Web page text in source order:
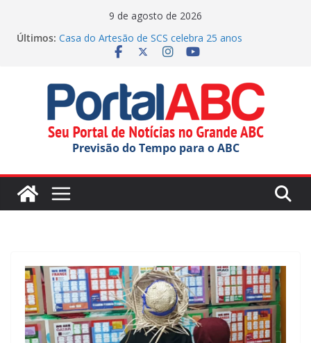
9 de agosto de 2026
Últimos: Casa do Artesão de SCS celebra 25 anos
Demônios da Garoa celebra 80 anos no Festival do
Dorival chega a 10 jogos sem vitória no Brasileirão,
somando passagens por Corinthians e São Paulo
Faculdade Municipal de SBC inicia novo ciclo com
Aula Magna
Justiça manda Mauá explicar edital para OS na
educação
Previsão do Tempo para o ABC